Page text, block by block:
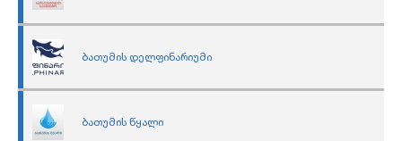
ბათუმის დელფინარიუმი
ბათუმის წყალი